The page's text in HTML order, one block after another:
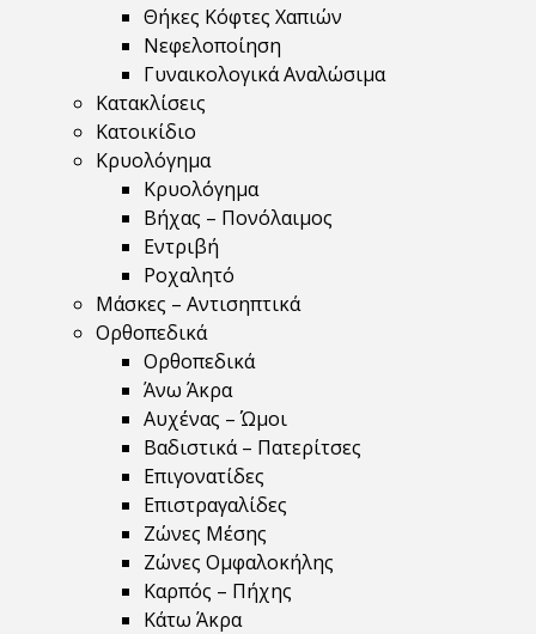
Θήκες Κόφτες Χαπιών
Νεφελοποίηση
Γυναικολογικά Αναλώσιμα
Κατακλίσεις
Κατοικίδιο
Κρυολόγημα
Κρυολόγημα
Βήχας – Πονόλαιμος
Εντριβή
Ροχαλητό
Μάσκες – Αντισηπτικά
Ορθοπεδικά
Ορθοπεδικά
Άνω Άκρα
Αυχένας – Ώμοι
Βαδιστικά – Πατερίτσες
Επιγονατίδες
Επιστραγαλίδες
Ζώνες Μέσης
Ζώνες Ομφαλοκήλης
Καρπός – Πήχης
Κάτω Άκρα